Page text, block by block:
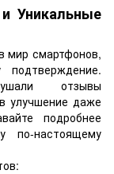
Уникальные
мир смартфонов,
отзывы
улучшение даже
подробнее
по-настоящему